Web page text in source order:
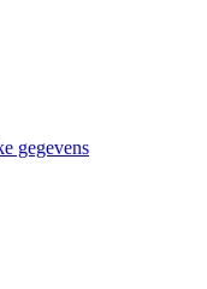
gegevens